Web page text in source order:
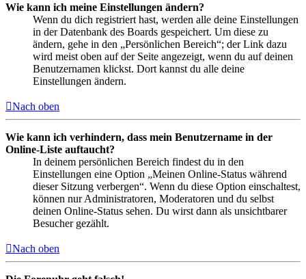
Wie kann ich meine Einstellungen ändern?
Wenn du dich registriert hast, werden alle deine Einstellungen
in der Datenbank des Boards gespeichert. Um diese zu
ändern, gehe in den „Persönlichen Bereich“; der Link dazu
wird meist oben auf der Seite angezeigt, wenn du auf deinen
Benutzernamen klickst. Dort kannst du alle deine
Einstellungen ändern.
Nach oben
Wie kann ich verhindern, dass mein Benutzername in der
Online-Liste auftaucht?
In deinem persönlichen Bereich findest du in den
Einstellungen eine Option „Meinen Online-Status während
dieser Sitzung verbergen“. Wenn du diese Option einschaltest,
können nur Administratoren, Moderatoren und du selbst
deinen Online-Status sehen. Du wirst dann als unsichtbarer
Besucher gezählt.
Nach oben